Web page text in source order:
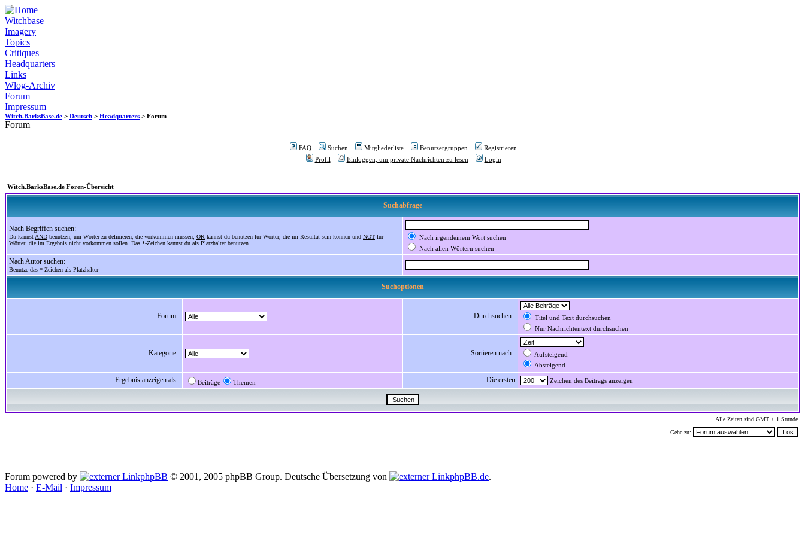
Witchbase
Imagery
Topics
Critiques
Headquarters
Links
Wlog-Archiv
Forum
Impressum
Witch.BarksBase.de > Deutsch > Headquarters > Forum
Forum
FAQ Suchen Mitgliederliste Benutzergruppen
Registrieren
Profil
Einloggen, um private Nachrichten zu lesen Login
Witch.BarksBase.de Foren-Übersicht
Suchabfrage
Nach Begriffen suchen:
Du kannst AND benutzen, um Wörter zu definieren, die vorkommen müssen; OR kannst du benutzen für Wörter, die im Resultat sein können und NOT für
Wörter, die im Ergebnis nicht vorkommen sollen. Das *-Zeichen kannst du als Platzhalter benutzen.
Nach irgendeinem Wort suchen
Nach allen Wörtern suchen
Nach Autor suchen:
Benutze das *-Zeichen als Platzhalter
Suchoptionen
Forum: Durchsuchen:
Titel und Text durchsuchen
Nur Nachrichtentext durchsuchen
Kategorie: Sortieren nach:
Aufsteigend
Absteigend
Ergebnis anzeigen als: Beiträge Themen Die ersten Zeichen des Beitrags anzeigen
Alle Zeiten sind GMT + 1 Stunde
Gehe zu:
Forum powered by phpBB © 2001, 2005 phpBB Group. Deutsche Übersetzung von phpBB.de.
Home · E-Mail · Impressum